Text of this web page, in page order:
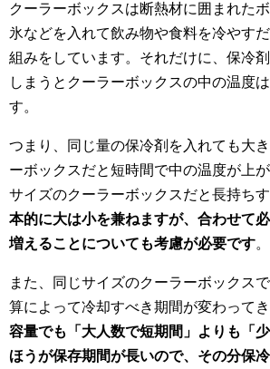
クーラーボックスは断熱材に囲まれた
氷などを入れて飲み物や食料を冷やす
組みをしています。それだけに、保冷
しまうとクーラーボックスの中の温度
す。
つまり、同じ量の保冷剤を入れても大
ーボックスだと短時間で中の温度が上
サイズのクーラーボックスだと長持ちす
本的に大は小を兼ねますが、合わせて
増えることについても考慮が必要です。
また、同じサイズのクーラーボックス
算によって冷却すべき期間が変わってき
容量でも「大人数で短期間」よりも「
ほうが保存期間が長いので、その分保